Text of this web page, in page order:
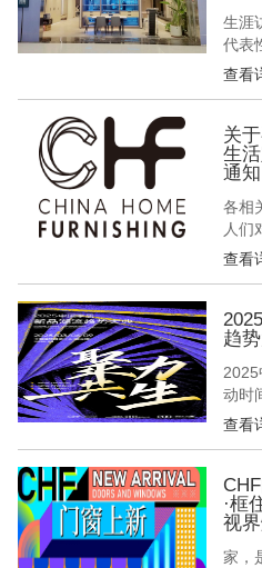
参展联络
生涯
代表
设计
销商
中，
的背
秀代
查看
关
生
通知
各相
人们
制家
打造
和空
色
居
家居
查看
趋
动时
点：
POD
力
照亮
查看
·框
视
家，